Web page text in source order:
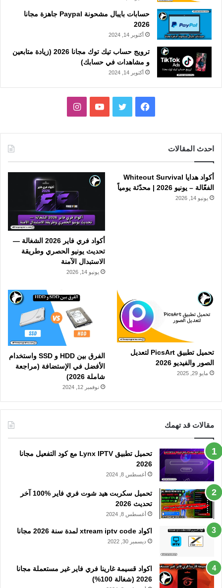
حسابات بايبال مشحونة Paypal جاهزة مجانا
2026
أكتوبر 14, 2024
ترويج حساب تيك توك مجانا 2026 (زيادة متابعين
و مشاهدات في حسابك)
أكتوبر 14, 2024
فيسبوك تويتر يوتيوبانستقرام
احدث المقالات
أكواد هدايا Whiteout Survival
الفعّالة – يونيو 2026 | محدّثة يومياً
يونيو 14, 2026
أكواد فري فاير 2026 الشغالة —
تحديث يونيو الحصري وطريقة
الاستبدال الآمنة
يونيو 14, 2026
تحميل تطبيق PicsArt لتعديل
الصور والفيديو 2026
مايو 29, 2025
الفرق بين HDD و SSD واستخدام
الأفضل في الإستضافة (مراجعة
شاملة 2026)
نوفمبر 12, 2024
مقالات قد تهمك
تحميل تطبيق Lynx IPTV مع كود التفعيل مجانا
2026
أغسطس 8, 2024
تحميل سكربت هيد شوت فري فاير %100 آخر
تحديث 2026
أغسطس 8, 2024
اكواد xtream iptv code لمدة سنة 2026 مجانا
ديسمبر 30, 2022
اكواد قسيمة غارينا فري فاير غير مستعملة مجانا
2026 (شغالة 100%)